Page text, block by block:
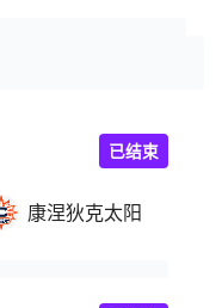
康涅狄克太阳
已结束